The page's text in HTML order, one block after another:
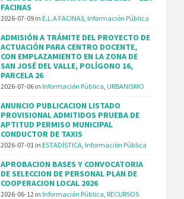
FACINAS
2026-07-09 inE.L.A FACINAS ,Información Pública
ADMISIÓN A TRÁMITE DEL PROYECTO DE
ACTUACIÓN PARA CENTRO DOCENTE,
CON EMPLAZAMIENTO EN LA ZONA DE
SAN JOSÉ DEL VALLE, POLÍGONO 16,
PARCELA 26
2026-07-06 inInformación Pública ,URBANISMO
ANUNCIO PUBLICACION LISTADO
PROVISIONAL ADMITIDOS PRUEBA DE
APTITUD PERMISO MUNICIPAL
CONDUCTOR DE TAXIS
2026-07-01 inESTADÍSTICA ,Información Pública
APROBACION BASES Y CONVOCATORIA
DE SELECCION DE PERSONAL PLAN DE
COOPERACION LOCAL 2026
2026-06-12 inInformación Pública ,RECURSOS